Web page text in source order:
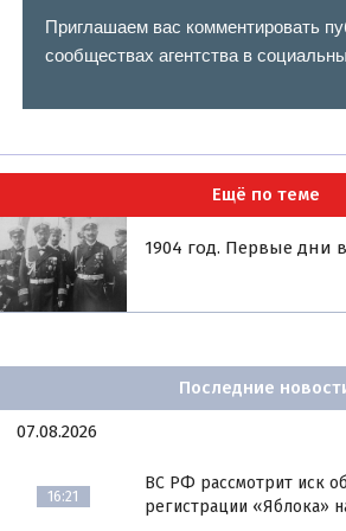
Приглашаем вас комментировать
сообществах агентства в
Ещё по теме
1904 год. Первые дни
Последние
07.08.2026
16:21
ВС РФ рассмотрит иск
регистрации «Яблока»